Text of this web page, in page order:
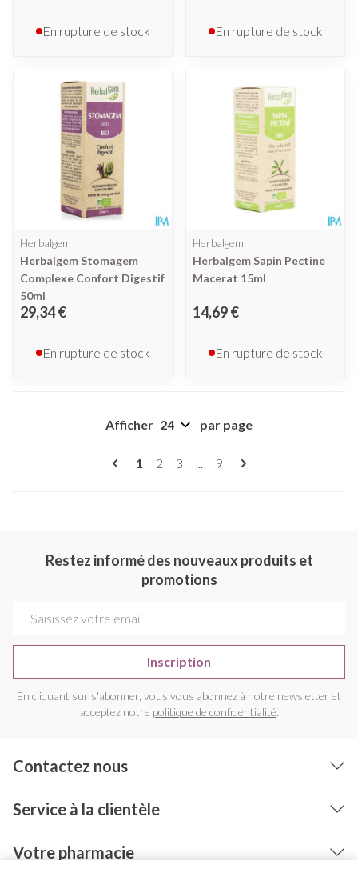
En rupture de stock En rupture de stock
Herbalgem
Herbalgem Stomagem
Complexe Confort Digestif
50ml
29,34 €
En rupture de stock
Herbalgem
Herbalgem Sapin Pectine
Macerat 15ml
14,69 €
En rupture de stock
Pages
Vous lisez actuellement la page
1 Page
2 Page
3 ... Page
9
Afficher par page
Restez informé des nouveaux produits et
promotions
Inscription
En cliquant sur s'abonner, vous vous abonnez à notre newsletter et
acceptez notre politique de confidentialité.
Contactez nous
Service à la clientèle
Votre pharmacie